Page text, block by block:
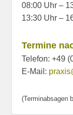
08:00 Uhr –
13:30 Uhr –
Termine
Telefon: +49
E-Mail:
(Terminabsagen